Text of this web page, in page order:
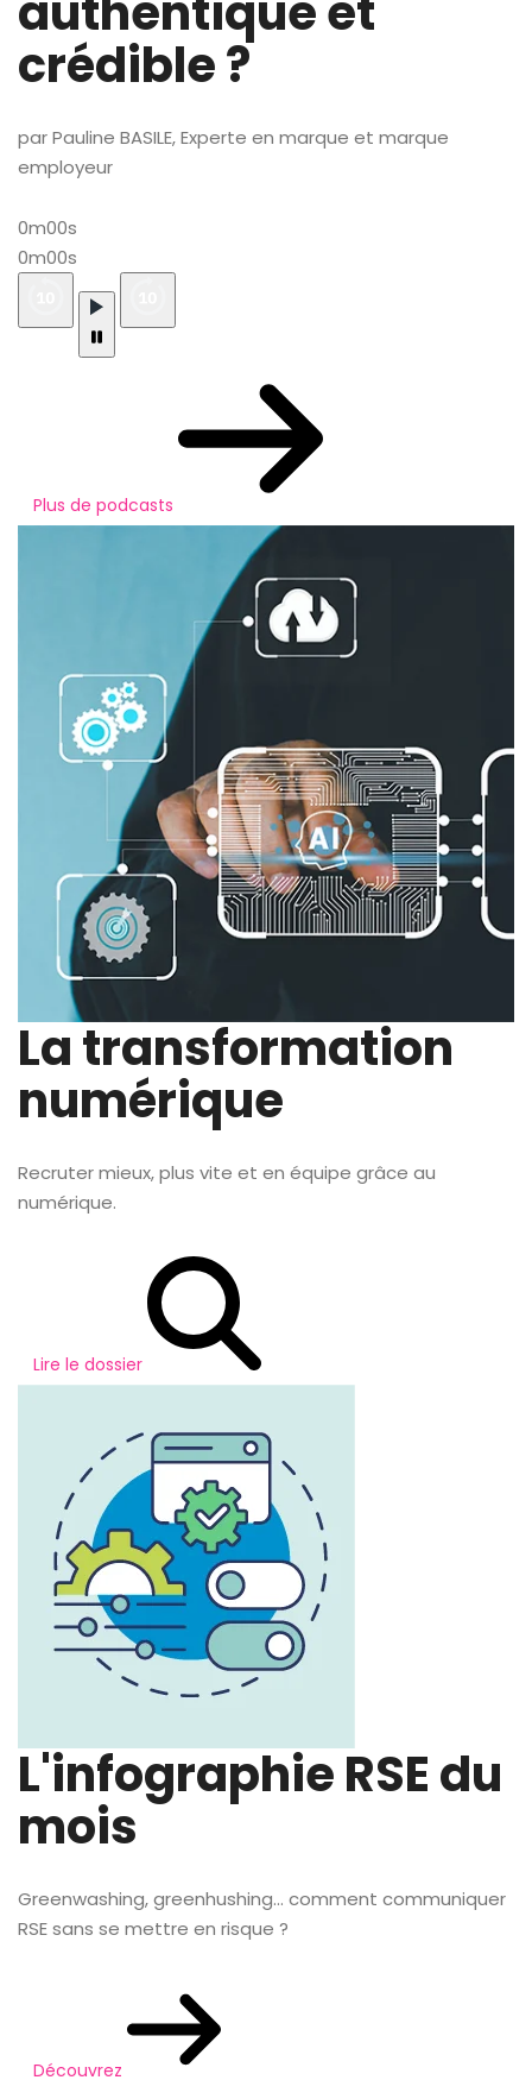
crédible ?
par Pauline BASILE, Experte en marque et marque
employeur
0m00s
0m00s
Plus de podcasts
La transformation
numérique
Recruter mieux, plus vite et en équipe grâce au
numérique.
Lire le dossier
L'infographie RSE du
mois
Greenwashing, greenhushing… comment communiquer
RSE sans se mettre en risque ?
Découvrez